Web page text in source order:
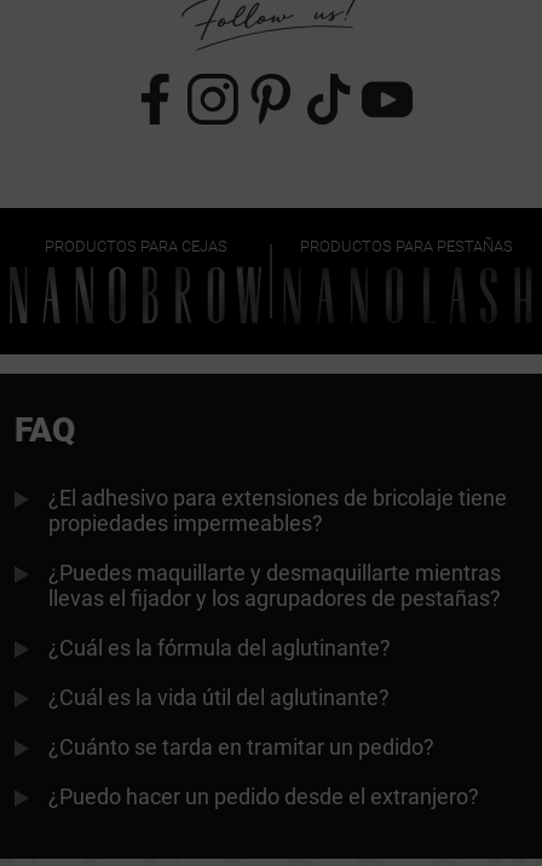
PRODUCTOS PARA CEJAS PRODUCTOS PARA PESTAÑAS
FAQ
¿El adhesivo para extensiones de bricolaje tiene
propiedades impermeables?
¿Puedes maquillarte y desmaquillarte mientras
llevas el fijador y los agrupadores de pestañas?
¿Cuál es la fórmula del aglutinante?
¿Cuál es la vida útil del aglutinante?
¿Cuánto se tarda en tramitar un pedido?
¿Puedo hacer un pedido desde el extranjero?